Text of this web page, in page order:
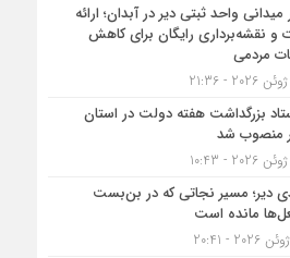
واحد ثبتی دیر در آبدان؛ ارائه
و نقشه‌برداری رایگان برای کاهش
مردمی
بزرگداشت هفته دولت در استان
منصوب شد
دیر؛ مسیر نجاتی که در بن‌بست
مانده است